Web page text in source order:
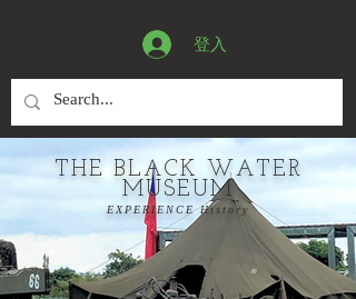
登入
THE BLACK WATER
MUSEUM
EXPERIENCE History